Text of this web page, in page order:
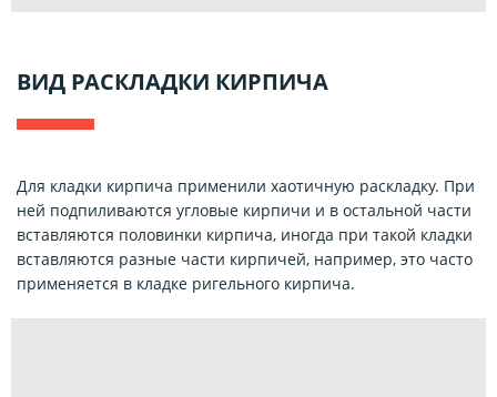
ВИД РАСКЛАДКИ КИРПИЧА
Для кладки кирпича применили хаотичную раскладку. При
ней подпиливаются угловые кирпичи и в остальной части
вставляются половинки кирпича, иногда при такой кладки
вставляются разные части кирпичей, например, это часто
применяется в кладке ригельного кирпича.